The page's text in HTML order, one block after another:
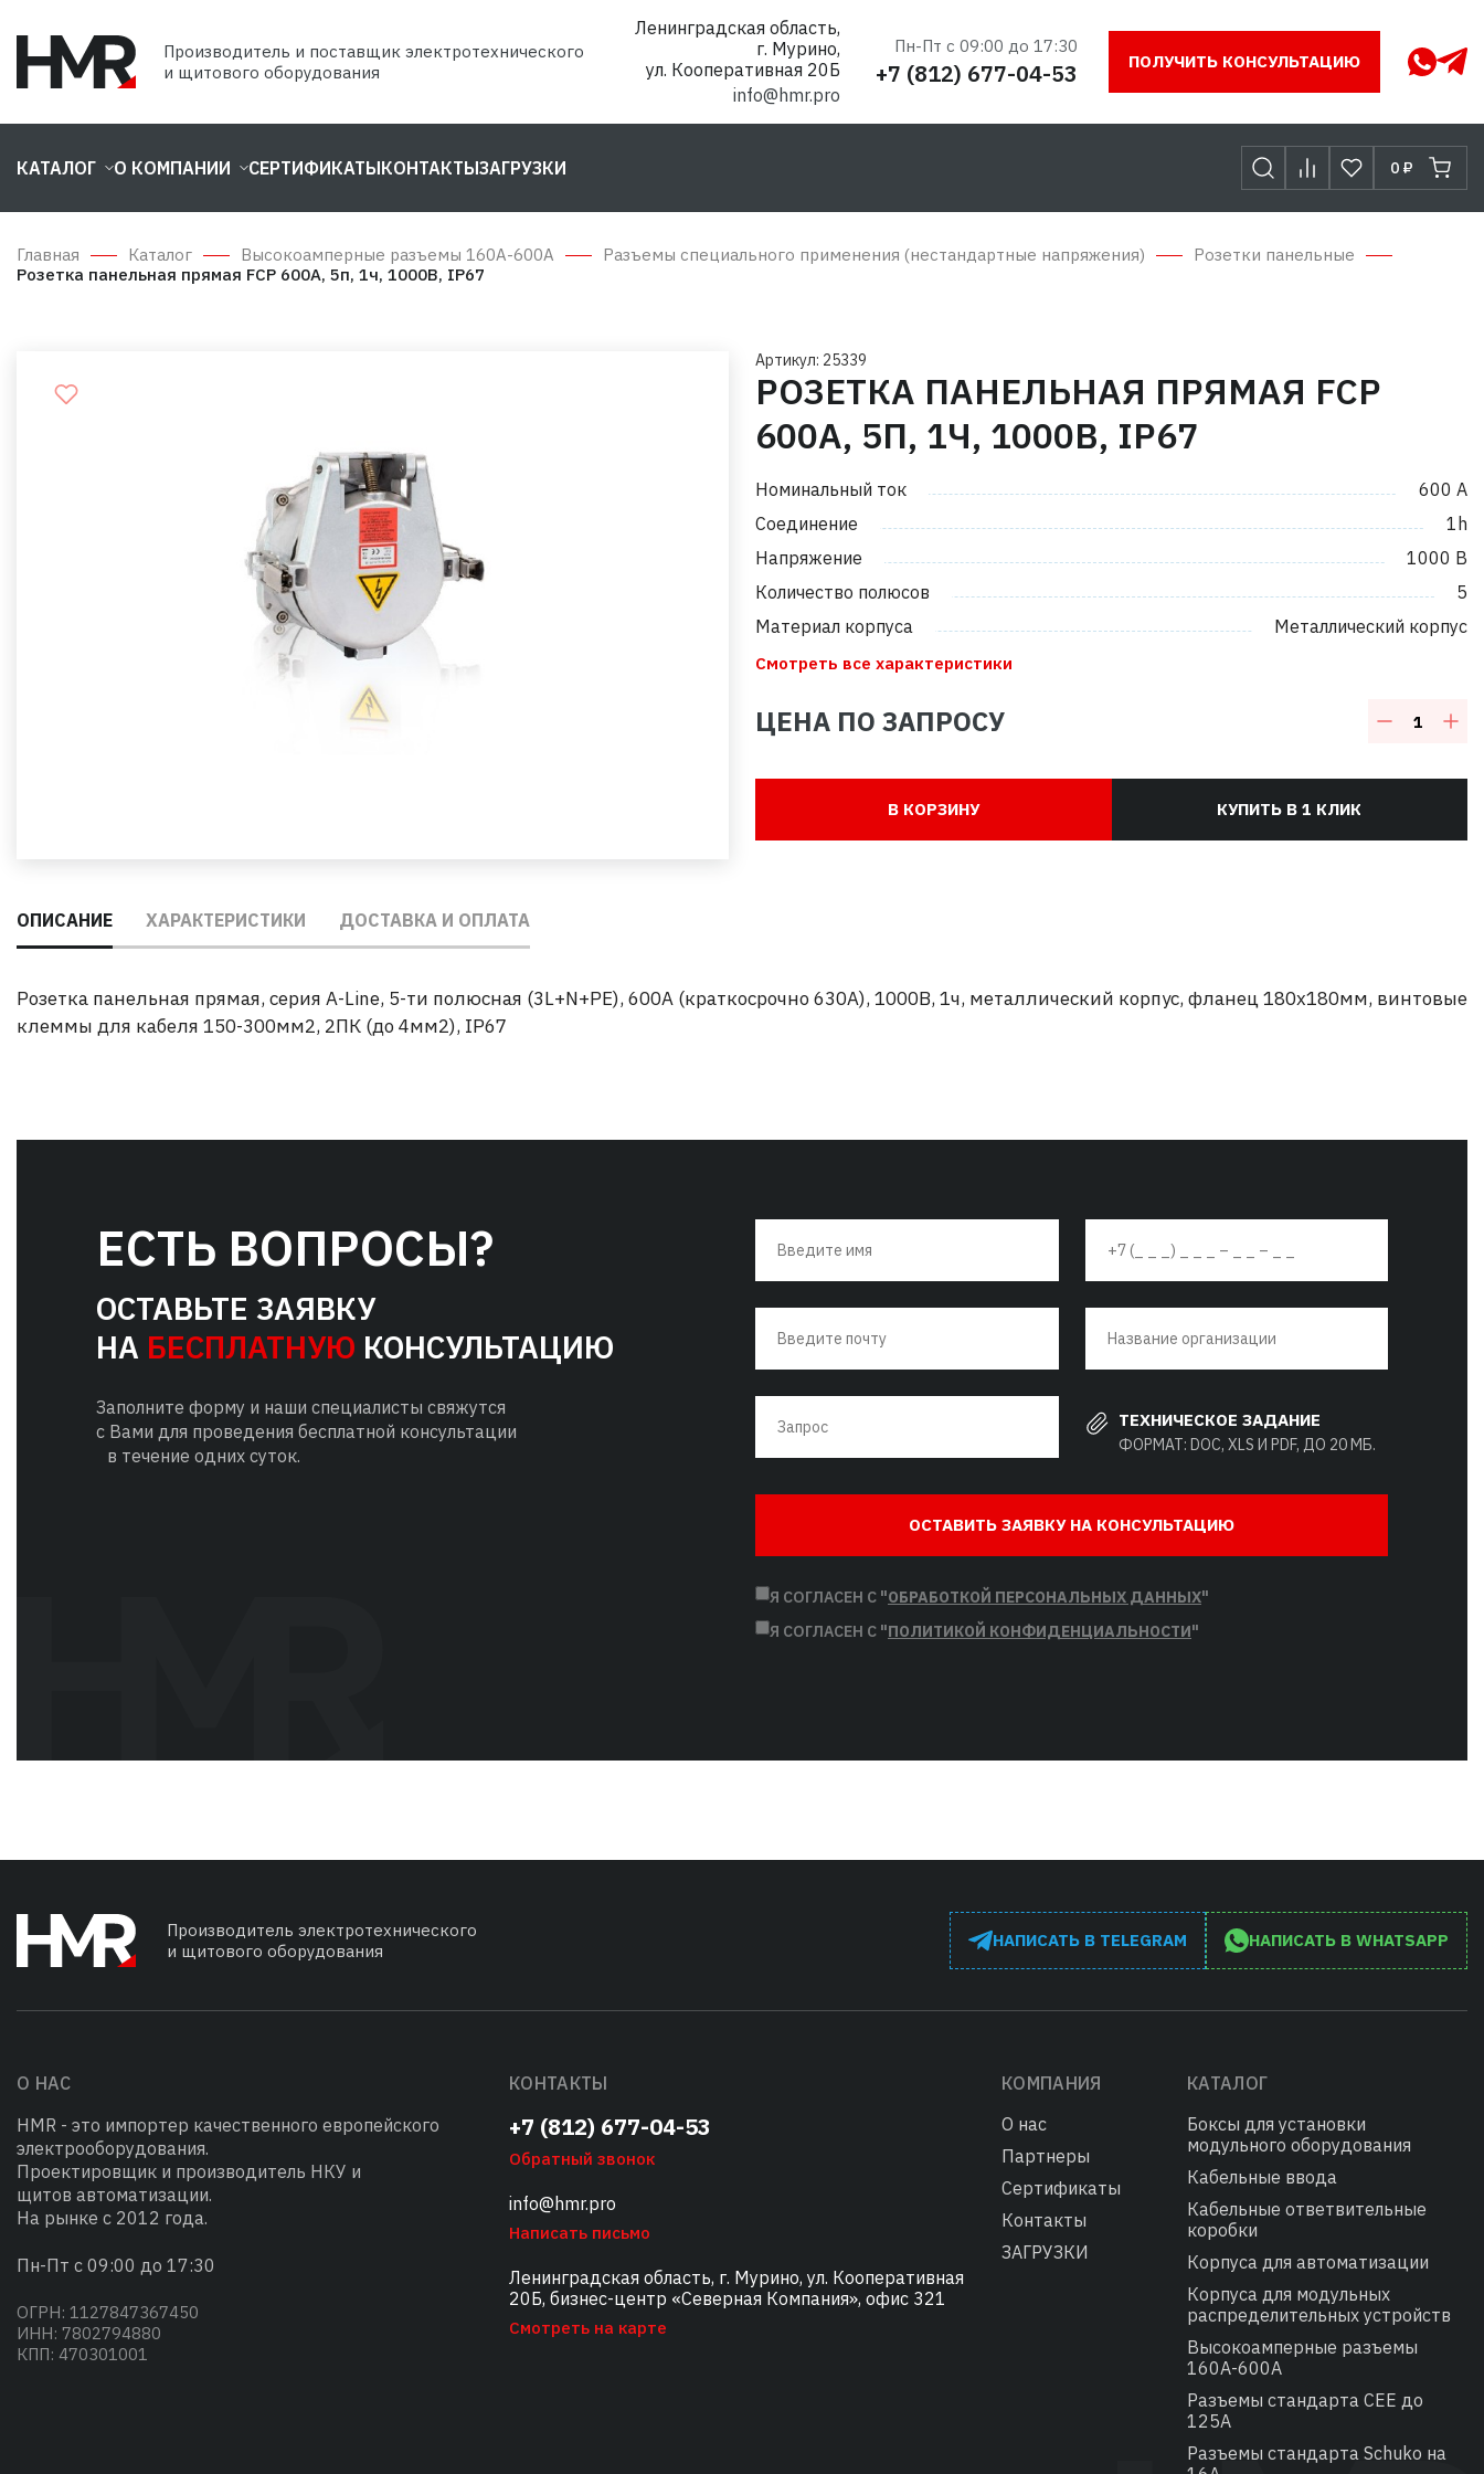
Производитель и поставщик электротехнического
и щитового оборудования
Ленинградская область,
г. Мурино,
ул. Кооперативная 20Б
info@hmr.pro
Пн-Пт с 09:00 до 17:30
+7 (812) 677-04-53 ПОЛУЧИТЬ КОНСУЛЬТАЦИЮ
КАТАЛОГ О КОМПАНИИ СЕРТИФИКАТЫКОНТАКТЫЗАГРУЗКИ 0 ₽
Главная Каталог Высокоамперные разъемы 160А-600А Разъемы специального применения (нестандартные напряжения)
Розетки панельные
Розетка панельная прямая FCP 600А, 5п, 1ч, 1000В, IP67
Артикул: 25339
РОЗЕТКА ПАНЕЛЬНАЯ ПРЯМАЯ FCP
600А, 5П, 1Ч, 1000В, IP67
Номинальный ток
600 А
Соединение
1h
Напряжение
1000 В
Количество полюсов
5
Материал корпуса
Металлический корпус
Смотреть все характеристики
ЦЕНА ПО ЗАПРОСУ
В КОРЗИНУ КУПИТЬ В 1 КЛИК
ОПИСАНИЕ ХАРАКТЕРИСТИКИ ДОСТАВКА И ОПЛАТА
Розетка панельная прямая, серия A-Line, 5-ти полюсная (3L+N+PE), 600А (краткосрочно 630А), 1000В, 1ч, металлический корпус, фланец 180х180мм, винтовые
клеммы для кабеля 150-300мм2, 2ПК (до 4мм2), IP67
ЕСТЬ ВОПРОСЫ?
ОСТАВЬТЕ ЗАЯВКУ
НА БЕСПЛАТНУЮ КОНСУЛЬТАЦИЮ
Заполните форму и наши специалисты свяжутся
с Вами для проведения бесплатной консультации
в течение одних суток.
ТЕХНИЧЕСКОЕ ЗАДАНИЕ
ФОРМАТ: DOC, XLS И PDF, ДО 20 МБ.
ОСТАВИТЬ ЗАЯВКУ НА КОНСУЛЬТАЦИЮ
Я СОГЛАСЕН С "ОБРАБОТКОЙ ПЕРСОНАЛЬНЫХ ДАННЫХ"
Я СОГЛАСЕН С "ПОЛИТИКОЙ КОНФИДЕНЦИАЛЬНОСТИ"
Производитель электротехнического
и щитового оборудования
НАПИСАТЬ В TELEGRAM НАПИСАТЬ В WHATSAPP
О НАС
HMR - это импортер качественного европейского
электрооборудования.
Проектировщик и производитель НКУ и
щитов автоматизации.
На рынке с 2012 года.
Пн-Пт с 09:00 до 17:30
ОГРН: 1127847367450
ИНН: 7802794880
КПП: 470301001
КОНТАКТЫ
+7 (812) 677-04-53
Обратный звонок
info@hmr.pro
Написать письмо
Ленинградская область, г. Мурино, ул. Кооперативная
20Б, бизнес-центр «Северная Компания», офис 321
Смотреть на карте
КОМПАНИЯ
О нас
Партнеры
Сертификаты
Контакты
ЗАГРУЗКИ
КАТАЛОГ
Боксы для установки
модульного оборудования
Кабельные ввода
Кабельные ответвительные
коробки
Корпуса для автоматизации
Корпуса для модульных
распределительных устройств
Высокоамперные разъемы
160А-600А
Разъемы стандарта СЕЕ до
125А
Разъемы стандарта Schuko на